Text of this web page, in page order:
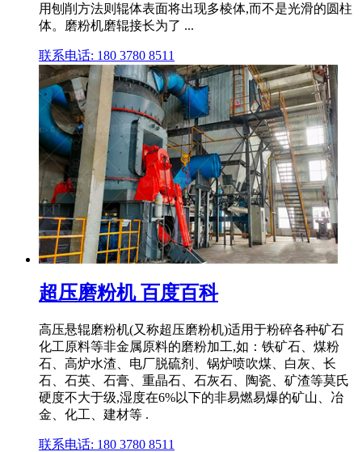
用刨削方法则辊体表面将出现多棱体,而不是光滑的圆柱
体。磨粉机磨辊接长为了 ...
联系电话: 180 3780 8511
超压磨粉机 百度百科
高压悬辊磨粉机(又称超压磨粉机)适用于粉碎各种矿石
化工原料等非金属原料的磨粉加工,如：铁矿石、煤粉
石、高炉水渣、电厂脱硫剂、锅炉喷吹煤、白灰、长
石、石英、石膏、重晶石、石灰石、陶瓷、矿渣等莫氏
硬度不大于级,湿度在6%以下的非易燃易爆的矿山、冶
金、化工、建材等 .
联系电话: 180 3780 8511